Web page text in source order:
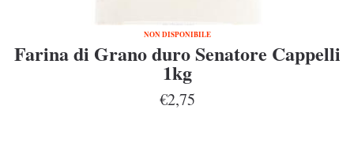
NON DISPONIBILE
Farina di Grano duro Senatore Cappelli
1kg
€2,75